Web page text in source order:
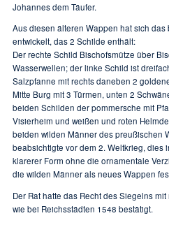
Johannes dem Täufer.
Aus diesen älteren Wappen hat sich
entwickelt, das 2 Schilde enthält:
Der rechte Schild Bischofsmütze über
Wasserwellen; der linke Schild ist
Salzpfanne mit rechts daneben 2
Mitte Burg mit 3 Türmen, unten 2
beiden Schilden der pommersche mit
Visierheim und weißen und roten
beiden wilden Männer des preußischen
beabsichtigte vor dem 2. Weltkrieg, dies
klarerer Form ohne die ornamentale
die wilden Männer als neues Wappen
Der Rat hatte das Recht des Siegelns
wie bei Reichsstädten 1548 bestätigt.